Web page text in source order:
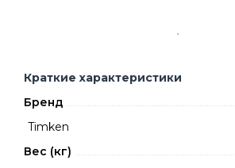
Краткие характеристики
Бренд
Timken
Вес (кг)